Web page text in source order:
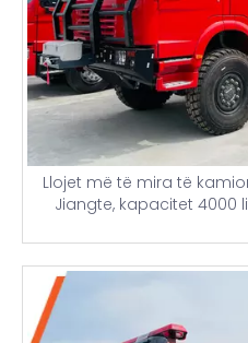
Llojet më të mira të
Jiangte, kapacitet 4000